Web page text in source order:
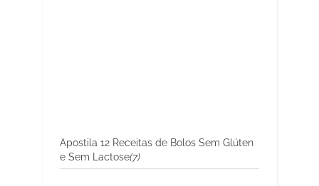
Apostila 12 Receitas de Bolos Sem Glúten
e Sem Lactose(7)